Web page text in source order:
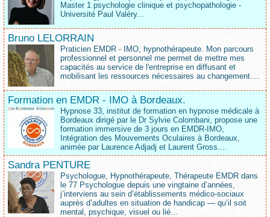
Master 1 psychologie clinique et psychopathologie -
Université Paul Valéry...
Bruno LELORRAIN
Praticien EMDR - IMO, hypnothérapeute. Mon parcours
professionnel et personnel me permet de mettre mes
capacités au service de l'entreprise en diffusant et
mobilisant les ressources nécessaires au changement....
Formation en EMDR - IMO à Bordeaux.
Hypnose 33, institut de formation en hypnose médicale à
Bordeaux dirigé par le Dr Sylvie Colombani, propose une
formation immersive de 3 jours en EMDR-IMO,
Intégration des Mouvements Oculaires à Bordeaux,
animée par Laurence Adjadj et Laurent Gross....
Sandra PENTURE
Psychologue, Hypnothérapeute, Thérapeute EMDR dans
le 77 Psychologue depuis une vingtaine d’années,
j’interviens au sein d’établissements médico‑sociaux
auprès d’adultes en situation de handicap — qu’il soit
mental, psychique, visuel ou lié...